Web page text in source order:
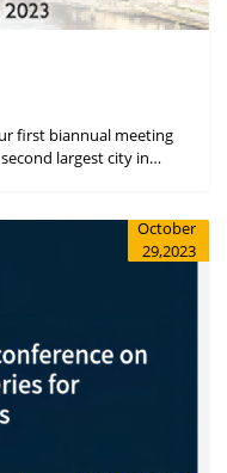
first biannual meeting
largest city in
October
29,2023